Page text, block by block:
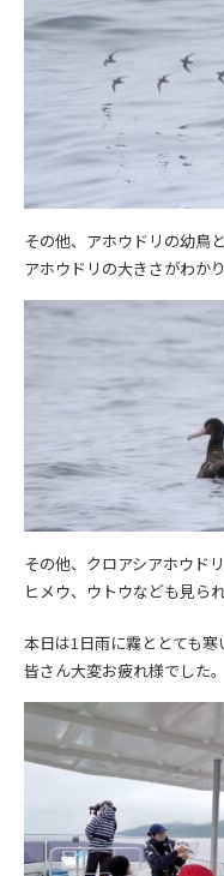
その他、アホウドリの幼鳥
アホウドリの大きさがわか
その他、クロアシアホウド
ヒメウ、ウトウなども見られ
本日は1日雨に霧ととても
皆さん大変お疲れ様でした。